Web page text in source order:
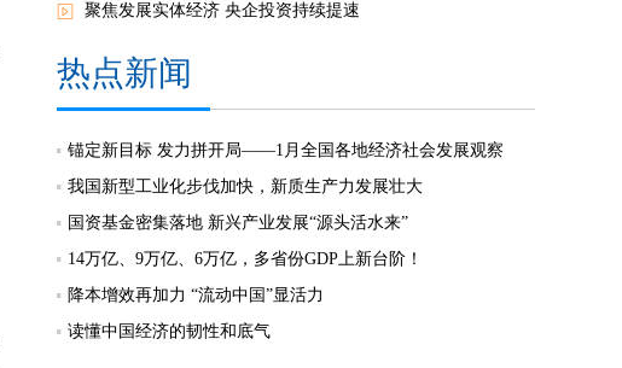
聚焦发展实体经济 央企投资持续提速
热点新闻
锚定新目标 发力拼开局——1月全国各地经济社会发展观察
我国新型工业化步伐加快，新质生产力发展壮大
国资基金密集落地 新兴产业发展“源头活水来”
14万亿、9万亿、6万亿，多省份GDP上新台阶！
降本增效再加力 “流动中国”显活力
读懂中国经济的韧性和底气